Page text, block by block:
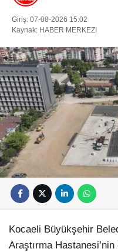
Giriş: 07-08-2026 15:02
Kaynak: HABER MERKEZI
Kocaeli Büyükşehir
Araştırma